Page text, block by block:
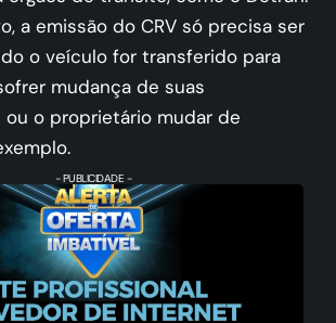
a emissão do CRV só precisa ser
o veículo for transferido para
mudança de suas
o proprietário mudar de
- PUBLICIDADE -